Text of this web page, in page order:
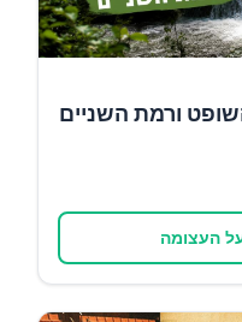
ורמת השניים
העצומה